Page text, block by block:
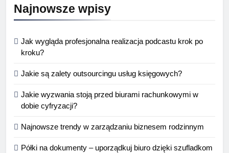
Najnowsze wpisy
Jak wygląda profesjonalna realizacja podcastu krok po
kroku?
Jakie są zalety outsourcingu usług księgowych?
Jakie wyzwania stoją przed biurami rachunkowymi w
dobie cyfryzacji?
Najnowsze trendy w zarządzaniu biznesem rodzinnym
Półki na dokumenty – uporządkuj biuro dzięki szufladkom